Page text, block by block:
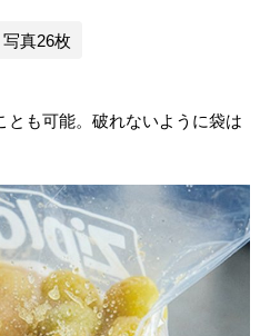
写真26枚
とも可能。破れないように袋は